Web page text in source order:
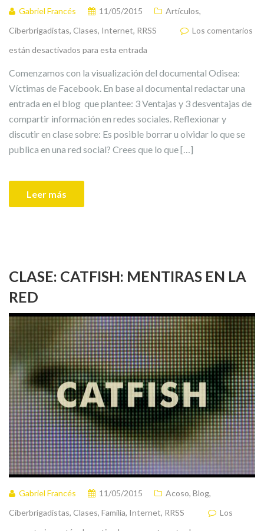
Gabriel Francés 11/05/2015 Artículos,
Ciberbrigadistas, Clases, Internet, RRSS
Los comentarios
están desactivados para esta entrada
Comenzamos con la visualización del documental Odisea:
Víctimas de Facebook. En base al documental redactar una
entrada en el blog que plantee: 3 Ventajas y 3 desventajas de
compartir información en redes sociales. Reflexionar y
discutir en clase sobre: Es posible borrar u olvidar lo que se
publica en una red social? Crees que lo que […]
Leer más
CLASE: CATFISH: MENTIRAS EN LA
RED
Gabriel Francés 11/05/2015 Acoso, Blog,
Ciberbrigadistas, Clases, Familia, Internet, RRSS
Los